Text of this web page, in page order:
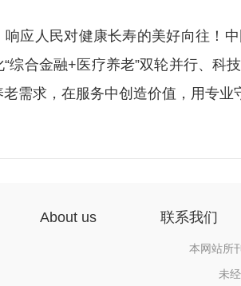
人民对健康长寿的美好向往！中
综合金融+医疗养老”双轮并行、科
需求，在服务中创造价值，用专业
About us 联系我们
本网站所
未